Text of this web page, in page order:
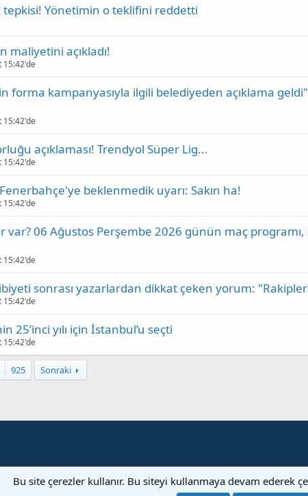
Yönetimin o teklifini reddetti
maliyetini açıkladı!
15:42'de
forma kampanyasıyla ilgili belediyeden açıklama
15:42'de
açıklaması! Trendyol Süper Lig...
15:42'de
beklenmedik uyarı: Sakın ha!
15:42'de
var? 06 Ağustos Perşembe 2026 günün maç
15:42'de
sonrası yazarlardan dikkat çeken yorum:
15:42'de
25’inci yılı için İstanbul’u seçti
15:42'de
925 Sonraki
Bu site çerezler kullanır. Bu siteyi kullanmaya devam ederek